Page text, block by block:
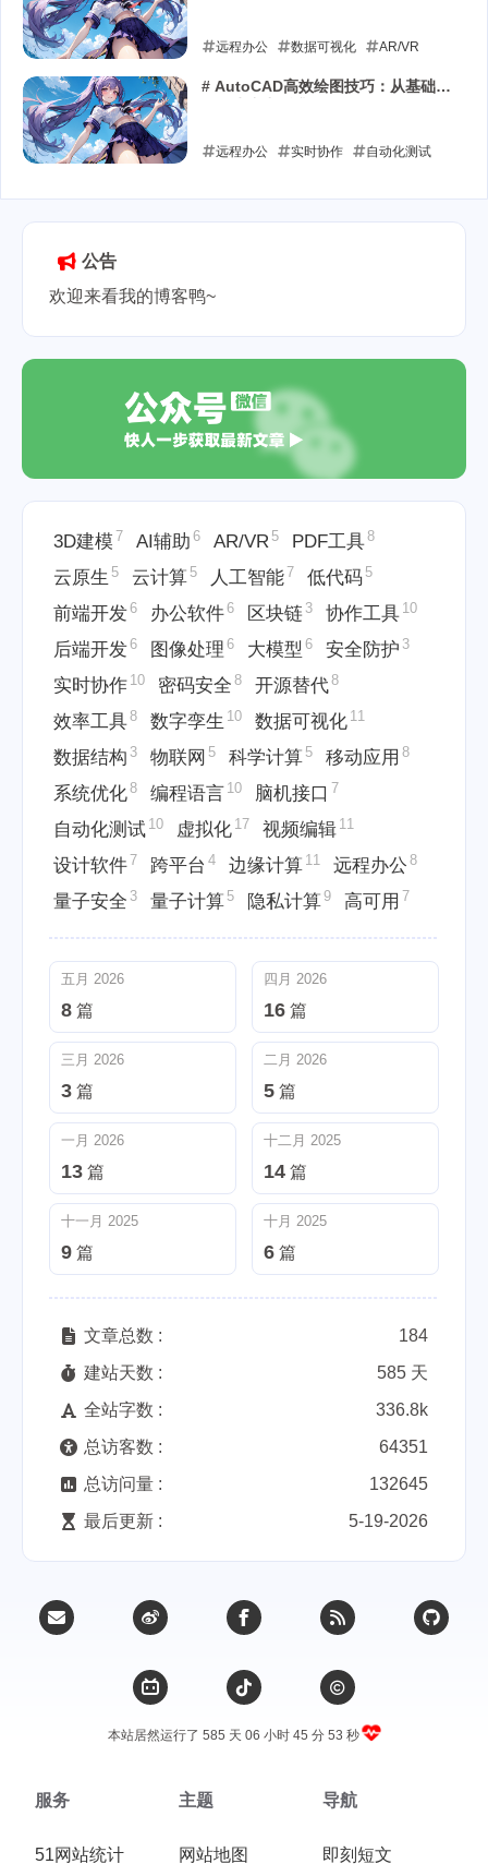
远程办公 数据可视化 AR/VR
2025-07-08
# AutoCAD高效绘图技巧：从基础操
远程办公 实时协作 自动化测试
公告
欢迎来看我的博客鸭~
3D建模 7 AI辅助 6 AR/VR 5 PDF工具8
云原生 5 云计算 5 人工智能7 低代码 5
前端开发6 办公软件6 区块链 3 协作工具 10
后端开发6 图像处理 6 大模型 6 安全防护 3
实时协作 10 密码安全 8 开源替代8
效率工具8 数字孪生 10 数据可视化 11
数据结构 3 物联网 5 科学计算 5 移动应用 8
系统优化8 编程语言 10 脑机接口 7
自动化测试 10 虚拟化 17 视频编辑 11
设计软件7 跨平台 4 边缘计算 11 远程办公 8
量子安全 3 量子计算 5 隐私计算9 高可用 7
五月 2026
8 篇
四月 2026
16 篇
三月 2026
3 篇
二月 2026
5 篇
一月 2026
13 篇
十二月 2025
14 篇
十一月 2025
9 篇
十月 2025
6 篇
文章总数 :
184
建站天数 :
585 天
全站字数 :
336.8k
总访客数 :
64351
总访问量 :
132645
最后更新 :
5-19-2026
本站居然运行了 585 天 06 小时 45 分 53 秒
服务
51网站统计
主题
网站地图
导航
即刻短文